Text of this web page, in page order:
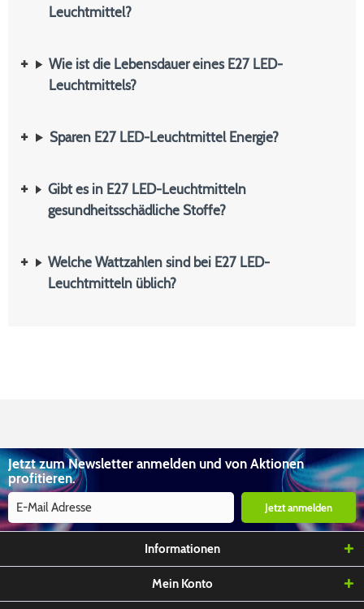
Leuchtmittel?
Wie ist die Lebensdauer eines E27 LED-
Leuchtmittels?
Sparen E27 LED-Leuchtmittel Energie?
Gibt es in E27 LED-Leuchtmitteln
gesundheitsschädliche Stoffe?
Welche Wattzahlen sind bei E27 LED-
Leuchtmitteln üblich?
Jetzt zum Newsletter anmelden und von Aktionen
profitieren.
Jetzt anmelden
Informationen
Mein Konto